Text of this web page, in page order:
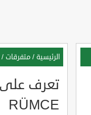
الرئيسية / متفرقات /
RÜMCE